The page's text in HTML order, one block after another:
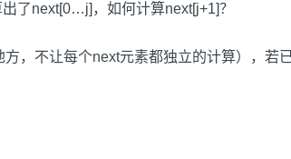
了next[0…j]，如何计算next[j+1]？
，不让每个next元素都独立的计算），若